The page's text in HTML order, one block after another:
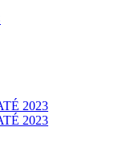
2023
2023